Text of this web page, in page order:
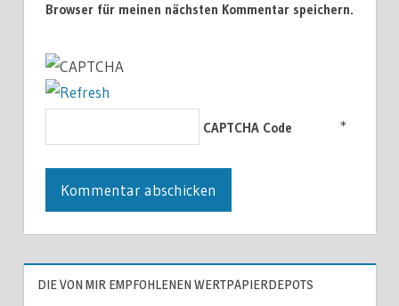
Browser für meinen nächsten Kommentar speichern.
CAPTCHA Code *
DIE VON MIR EMPFOHLENEN WERTPAPIERDEPOTS